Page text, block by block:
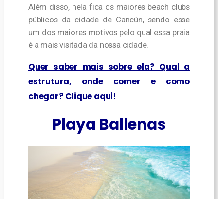
Além disso, nela fica os maiores beach clubs
públicos da cidade de Cancún, sendo esse
um dos maiores motivos pelo qual essa praia
é a mais visitada da nossa cidade.
Quer saber mais sobre ela? Qual a
estrutura, onde comer e como
chegar? Clique aqui!
Playa Ballenas